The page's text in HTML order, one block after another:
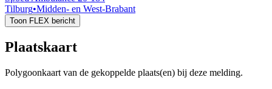
Tilburg•Midden- en West-Brabant
Toon FLEX bericht
Plaatskaart
Polygoonkaart van de gekoppelde plaats(en) bij deze melding.